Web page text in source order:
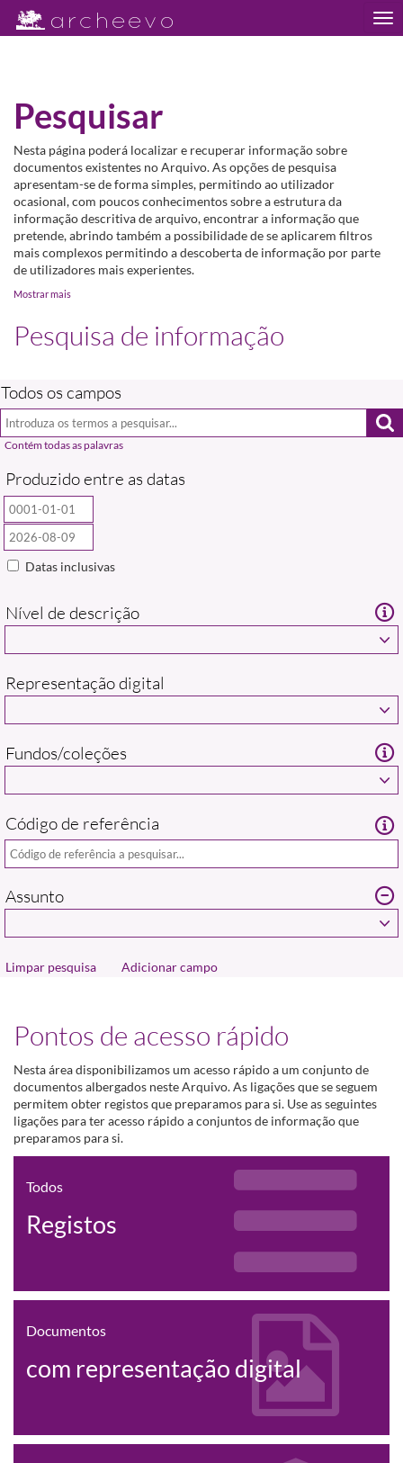
Pesquisar
Nesta página poderá localizar e recuperar informação sobre
documentos existentes no Arquivo. As opções de pesquisa
apresentam-se de forma simples, permitindo ao utilizador
ocasional, com poucos conhecimentos sobre a estrutura da
informação descritiva de arquivo, encontrar a informação que
pretende, abrindo também a possibilidade de se aplicarem filtros
mais complexos permitindo a descoberta de informação por parte
de utilizadores mais experientes.
Mostrar mais
Pesquisa de informação
Todos os campos
Produzido entre as datas
Datas inclusivas
Nível de descrição
Representação digital
Fundos/coleções
Código de referência
Assunto
Adicionar campo
Pontos de acesso rápido
Nesta área disponibilizamos um acesso rápido a um conjunto de
documentos albergados neste Arquivo. As ligações que se seguem
permitem obter registos que preparamos para si. Use as seguintes
ligações para ter acesso rápido a conjuntos de informação que
preparamos para si.
Todos
Registos
Documentos
com representação digital